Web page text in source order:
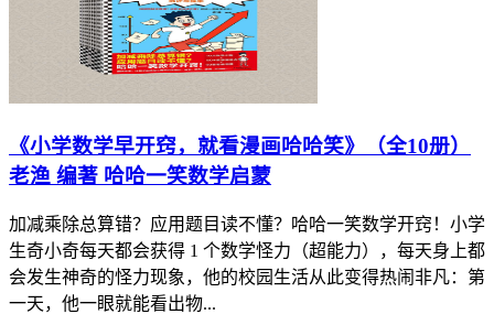
《小学数学早开窍，就看漫画哈哈笑》（全10册）
老渔 编著 哈哈一笑数学启蒙
加减乘除总算错？应用题目读不懂？哈哈一笑数学开窍！小学
生奇小奇每天都会获得 1 个数学怪力（超能力），每天身上都
会发生神奇的怪力现象，他的校园生活从此变得热闹非凡：第
一天，他一眼就能看出物...